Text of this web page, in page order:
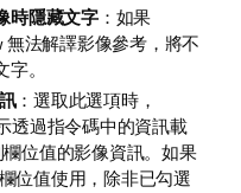
時隱藏文字：如果
無法解譯影像參考，將不
。
：選取此選項時，
透過指令碼中的資訊載
位值的影像資訊。如果
位值使用，除非已勾選